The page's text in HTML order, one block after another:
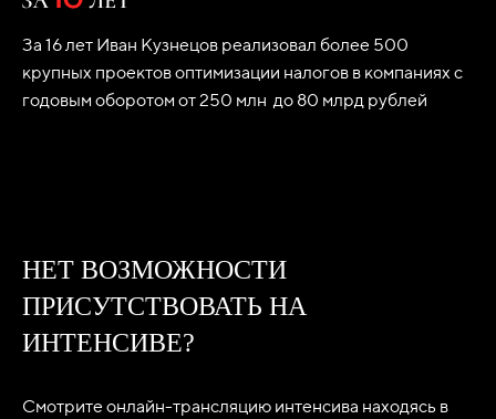
За 16 лет Иван Кузнецов реализовал более 500
крупных проектов оптимизации налогов в компаниях с
годовым оборотом от 250 млн до 80 млрд рублей
НЕТ ВОЗМОЖНОСТИ
ПРИСУТСТВОВАТЬ НА
ИНТЕНСИВЕ?
Смотрите онлайн-трансляцию интенсива находясь в